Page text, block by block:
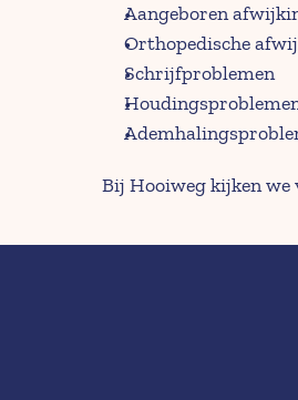
Aangeboren
Orthopedische
Schrijfproblemen
Bij Hooiweg kijken we